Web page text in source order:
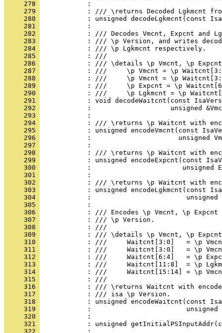
     278
     279
     280
     281
     282
     283
     284
     285
     286
     287
     288
     289
     290
     291
     292
     293
     294
     295
     296
     297
     298
     299
     300
     301
     302
     303
     304
     305
     306
     307
     308
     309
     310
     311
     312
     313
     314
     315
     316
     317
     318
     319
     320
     321
     322